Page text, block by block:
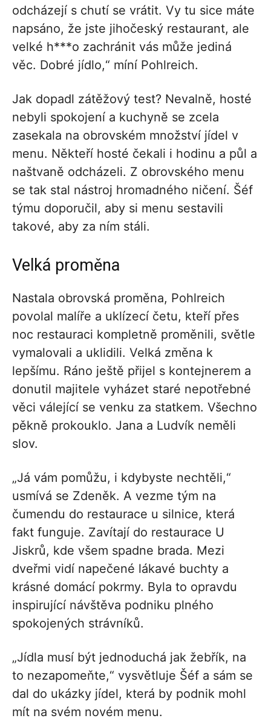
odcházejí s chutí se vrátit. Vy tu sice máte
napsáno, že jste jihočeský restaurant, ale
velké h***o zachránit vás může jediná
věc. Dobré jídlo,“ míní Pohlreich.
Jak dopadl zátěžový test? Nevalně, hosté
nebyli spokojení a kuchyně se zcela
zasekala na obrovském množství jídel v
menu. Někteří hosté čekali i hodinu a půl a
naštvaně odcházeli. Z obrovského menu
se tak stal nástroj hromadného ničení. Šéf
týmu doporučil, aby si menu sestavili
takové, aby za ním stáli.
Velká proměna
Nastala obrovská proměna, Pohlreich
povolal malíře a uklízecí četu, kteří přes
noc restauraci kompletně proměnili, světle
vymalovali a uklidili. Velká změna k
lepšímu. Ráno ještě přijel s kontejnerem a
donutil majitele vyházet staré nepotřebné
věci válející se venku za statkem. Všechno
pěkně prokouklo. Jana a Ludvík neměli
slov.
„Já vám pomůžu, i kdybyste nechtěli,“
usmívá se Zdeněk. A vezme tým na
čumendu do restaurace u silnice, která
fakt funguje. Zavítají do restaurace U
Jiskrů, kde všem spadne brada. Mezi
dveřmi vidí napečené lákavé buchty a
krásné domácí pokrmy. Byla to opravdu
inspirující návštěva podniku plného
spokojených strávníků.
„Jídla musí být jednoduchá jak žebřík, na
to nezapomeňte,“ vysvětluje Šéf a sám se
dal do ukázky jídel, která by podnik mohl
mít na svém novém menu.